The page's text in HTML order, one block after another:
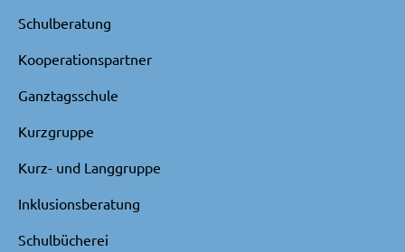
Schulberatung
Kooperationspartner
Ganztagsschule
Kurzgruppe
Kurz- und Langgruppe
Inklusionsberatung
Schulbücherei